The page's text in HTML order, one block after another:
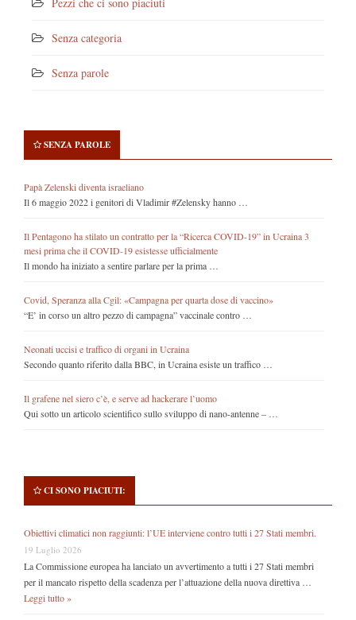
Pezzi che ci sono piaciuti
Senza categoria
Senza parole
SENZA PAROLE
Papà Zelenski diventa israeliano
Il 6 maggio 2022 i genitori di Vladimir #Zelensky hanno …
Il Pentagono ha stilato un contratto per la “Ricerca COVID-19” in Ucraina 3
mesi prima che il COVID-19 esistesse ufficialmente
Il mondo ha iniziato a sentire parlare per la prima …
Covid, Speranza alla Cgil: «Campagna per quarta dose di vaccino»
“E’ in corso un altro pezzo di campagna” vaccinale contro …
Neonati uccisi e traffico di organi in Ucraina
Secondo quanto riferito dalla BBC, in Ucraina esiste un traffico …
Il grafene nel siero c’è, e serve ad hackerare l’uomo
Qui sotto un articolo scientifico sullo sviluppo di nano-antenne – …
CI SONO PIACIUTI:
Obiettivi climatici non raggiunti: l’UE interviene contro tutti i 27 Stati membri.
19 Luglio 2026
La Commissione europea ha lanciato un avvertimento a tutti i 27 Stati membri
per il mancato rispetto della scadenza per l’attuazione della nuova direttiva …
Leggi tutto »